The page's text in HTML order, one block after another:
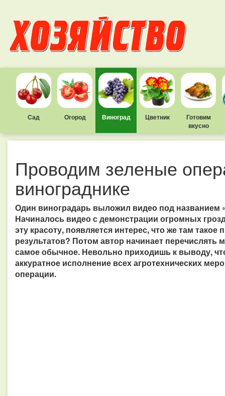
Сад Огород Виноград Цветник
Готовим
вкусно
Проводим зеленые
винограднике
Один виноградарь выложил видео под названием
Начиналось видео с демонстрации огромных
эту красоту, появляется интерес, что же там
результатов? Потом автор начинает перечислять
самое обычное. Невольно приходишь к выводу,
аккуратное исполнение всех агротехнических
операции.